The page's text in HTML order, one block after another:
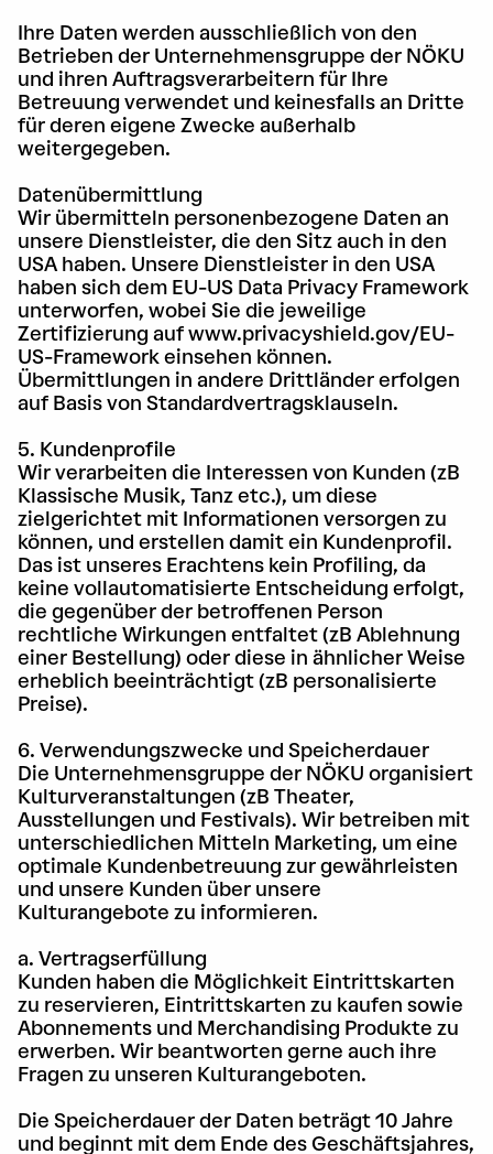
Ihre Daten werden ausschließlich von den
Betrieben der Unternehmensgruppe der NÖKU
und ihren Auftragsverarbeitern für Ihre
Betreuung verwendet und keinesfalls an Dritte
für deren eigene Zwecke außerhalb
weitergegeben.
Datenübermittlung
Wir übermitteln personenbezogene Daten an
unsere Dienstleister, die den Sitz auch in den
USA haben. Unsere Dienstleister in den USA
haben sich dem EU-US Data Privacy Framework
unterworfen, wobei Sie die jeweilige
Zertifizierung auf www.privacyshield.gov/EU-
US-Framework einsehen können.
Übermittlungen in andere Drittländer erfolgen
auf Basis von Standardvertragsklauseln.
5. Kundenprofile
Wir verarbeiten die Interessen von Kunden (zB
Klassische Musik, Tanz etc.), um diese
zielgerichtet mit Informationen versorgen zu
können, und erstellen damit ein Kundenprofil.
Das ist unseres Erachtens kein Profiling, da
keine vollautomatisierte Entscheidung erfolgt,
die gegenüber der betroffenen Person
rechtliche Wirkungen entfaltet (zB Ablehnung
einer Bestellung) oder diese in ähnlicher Weise
erheblich beeinträchtigt (zB personalisierte
Preise).
6. Verwendungszwecke und Speicherdauer
Die Unternehmensgruppe der NÖKU organisiert
Kulturveranstaltungen (zB Theater,
Ausstellungen und Festivals). Wir betreiben mit
unterschiedlichen Mitteln Marketing, um eine
optimale Kundenbetreuung zur gewährleisten
und unsere Kunden über unsere
Kulturangebote zu informieren.
a. Vertragserfüllung
Kunden haben die Möglichkeit Eintrittskarten
zu reservieren, Eintrittskarten zu kaufen sowie
Abonnements und Merchandising Produkte zu
erwerben. Wir beantworten gerne auch ihre
Fragen zu unseren Kulturangeboten.
Die Speicherdauer der Daten beträgt 10 Jahre
und beginnt mit dem Ende des Geschäftsjahres,